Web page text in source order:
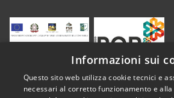
Informazioni sui
Questo sito web utilizza cookie tecnici e
necessari al corretto funzionamento e